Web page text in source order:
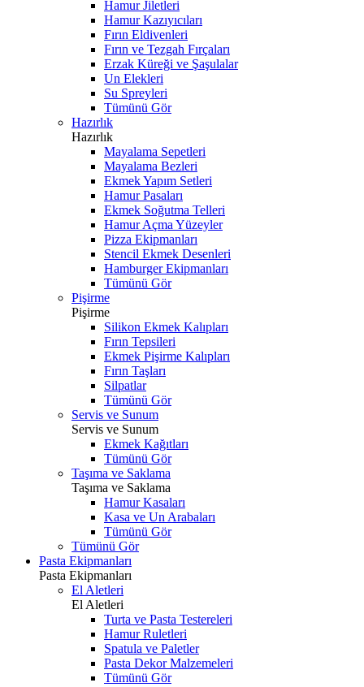
Hamur Jiletleri
Hamur Kazıyıcıları
Fırın Eldivenleri
Fırın ve Tezgah Fırçaları
Erzak Küreği ve Şaşulalar
Un Elekleri
Su Spreyleri
Tümünü Gör
Hazırlık
Hazırlık
Mayalama Sepetleri
Mayalama Bezleri
Ekmek Yapım Setleri
Hamur Pasaları
Ekmek Soğutma Telleri
Hamur Açma Yüzeyler
Pizza Ekipmanları
Stencil Ekmek Desenleri
Hamburger Ekipmanları
Tümünü Gör
Pişirme
Pişirme
Silikon Ekmek Kalıpları
Fırın Tepsileri
Ekmek Pişirme Kalıpları
Fırın Taşları
Silpatlar
Tümünü Gör
Servis ve Sunum
Servis ve Sunum
Ekmek Kağıtları
Tümünü Gör
Taşıma ve Saklama
Taşıma ve Saklama
Hamur Kasaları
Kasa ve Un Arabaları
Tümünü Gör
Tümünü Gör
Pasta Ekipmanları
Pasta Ekipmanları
El Aletleri
El Aletleri
Turta ve Pasta Testereleri
Hamur Ruletleri
Spatula ve Paletler
Pasta Dekor Malzemeleri
Tümünü Gör